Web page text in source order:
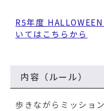
R5年度
いてはこちらから
内容（ルール）
歩きながらミッショ